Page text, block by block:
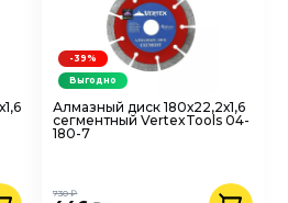
Алмазный диск 180х22,2х1,6
сегментный VertexTools 04-
180-7
730 ₽
-39%
Выгодно